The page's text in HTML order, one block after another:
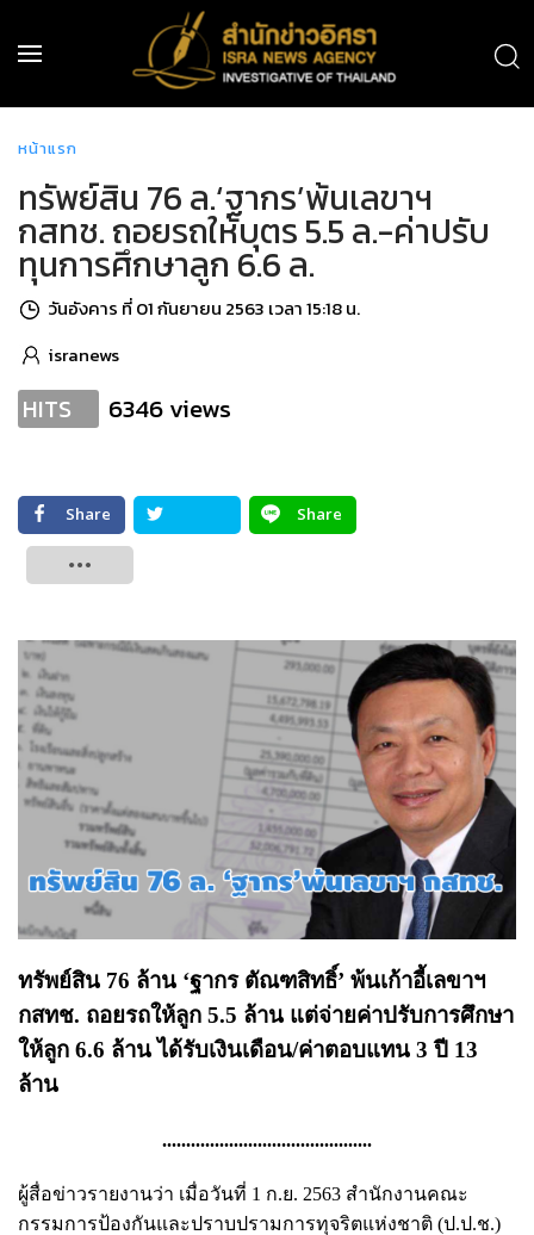
หน้าแรก
ทรัพย์สิน 76 ล.‘ฐากร’พ้นเลขาฯ
กสทช. ถอยรถให้บุตร 5.5 ล.-ค่าปรับ
ทุนการศึกษาลูก 6.6 ล.
วันอังคาร ที่ 01 กันยายน 2563 เวลา 15:18 น.
isranews
HITS 6346 views
Share
Share
ทรัพย์สิน 76 ล้าน ‘ฐากร ตัณฑสิทธิ์’ พ้นเก้าอี้เลขาฯ
กสทช. ถอยรถให้ลูก 5.5 ล้าน แต่จ่ายค่าปรับการศึกษา
ให้ลูก 6.6 ล้าน ได้รับเงินเดือน/ค่าตอบแทน 3 ปี 13
ล้าน
............................................
ผู้สื่อข่าวรายงานว่า เมื่อวันที่ 1 ก.ย. 2563 สำนักงานคณะ
กรรมการป้องกันและปราบปรามการทุจริตแห่งชาติ (ป.ป.ช.)